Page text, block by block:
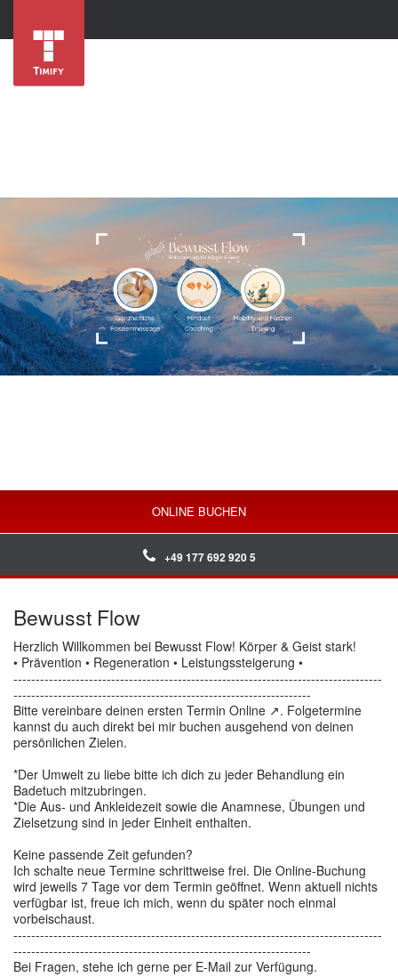
+49 177 692 920 5
ONLINE BUCHEN
Bewusst Flow
Herzlich Willkommen bei Bewusst Flow! Körper & Geist stark!
• Prävention • Regeneration • Leistungssteigerung •
-----------------------------------------------------------------------------------
-------------------------------------------------------------------
Bitte vereinbare deinen ersten Termin Online ↗. Folgetermine
kannst du auch direkt bei mir buchen ausgehend von deinen
persönlichen Zielen.
*Der Umwelt zu liebe bitte ich dich zu jeder Behandlung ein
Badetuch mitzubringen.
*Die Aus- und Ankleidezeit sowie die Anamnese, Übungen und
Zielsetzung sind in jeder Einheit enthalten.
Keine passende Zeit gefunden?
Ich schalte neue Termine schrittweise frei. Die Online-Buchung
wird jeweils 7 Tage vor dem Termin geöffnet. Wenn aktuell nichts
verfügbar ist, freue ich mich, wenn du später noch einmal
vorbeischaust.
-----------------------------------------------------------------------------------
-------------------------------------------------------------------
Bei Fragen, stehe ich gerne per E-Mail zur Verfügung.